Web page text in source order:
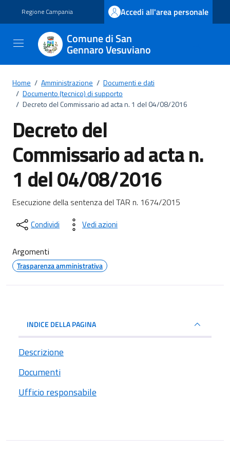
Regione Campania Accedi all'area personale
Comune di San
Gennaro Vesuviano
Home / Amministrazione / Documenti e dati
/ Documento (tecnico) di supporto
/ Decreto del Commissario ad acta n. 1 del 04/08/2016
Decreto del
Commissario ad acta n.
1 del 04/08/2016
Dettagli del documento
Esecuzione della sentenza del TAR n. 1674/2015
Condividi Vedi azioni
Argomenti
Trasparenza amministrativa
INDICE DELLA PAGINA
Descrizione
Documenti
Ufficio responsabile